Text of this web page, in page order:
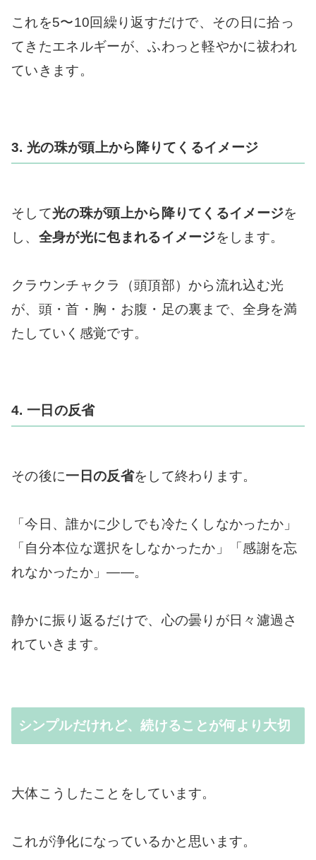
これを5〜10回繰り返すだけで、その日に拾っ
てきたエネルギーが、ふわっと軽やかに祓われ
ていきます。
3. 光の珠が頭上から降りてくるイメージ
そして光の珠が頭上から降りてくるイメージを
し、 全身が光に包まれるイメージをします。
クラウンチャクラ（頭頂部）から流れ込む光
が、頭・首・胸・お腹・足の裏まで、全身を満
たしていく感覚です。
4. 一日の反省
その後に一日の反省をして終わります。
「今日、誰かに少しでも冷たくしなかったか」
「自分本位な選択をしなかったか」「感謝を忘
れなかったか」――。
静かに振り返るだけで、心の曇りが日々濾過さ
れていきます。
シンプルだけれど、続けることが何より大切
大体こうしたことをしています。
これが浄化になっているかと思います。